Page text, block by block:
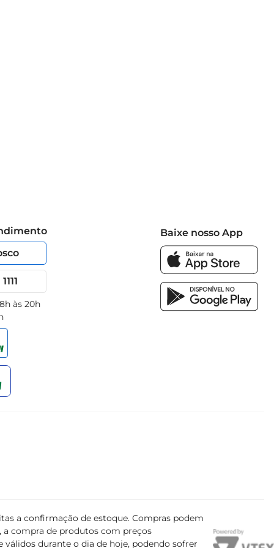
às 20h
Baixe nosso App
a confirmação de estoque. Compras podem
a compra de produtos com preços
durante o dia de hoje, podendo sofrer